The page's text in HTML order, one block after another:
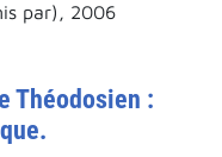
par), 2006
Théodosien :